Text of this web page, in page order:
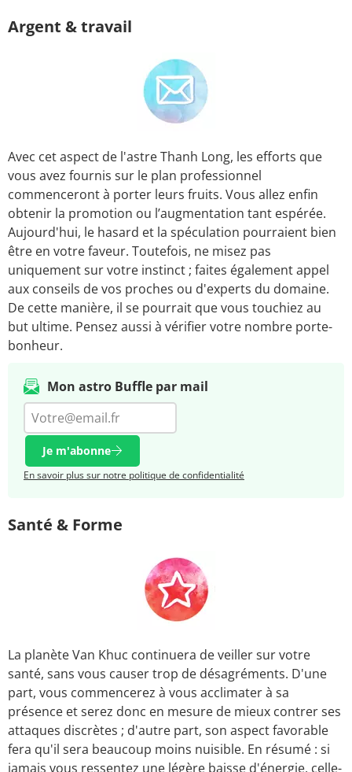
Argent & travail
Avec cet aspect de l'astre Thanh Long, les efforts que
vous avez fournis sur le plan professionnel
commenceront à porter leurs fruits. Vous allez enfin
obtenir la promotion ou l’augmentation tant espérée.
Aujourd'hui, le hasard et la spéculation pourraient bien
être en votre faveur. Toutefois, ne misez pas
uniquement sur votre instinct ; faites également appel
aux conseils de vos proches ou d'experts du domaine.
De cette manière, il se pourrait que vous touchiez au
but ultime. Pensez aussi à vérifier votre nombre porte-
bonheur.
Mon astro Buffle par mail
Je m'abonne
En savoir plus sur notre politique de confidentialité
Santé & Forme
La planète Van Khuc continuera de veiller sur votre
santé, sans vous causer trop de désagréments. D'une
part, vous commencerez à vous acclimater à sa
présence et serez donc en mesure de mieux contrer ses
attaques discrètes ; d'autre part, son aspect favorable
fera qu'il sera beaucoup moins nuisible. En résumé : si
jamais vous ressentez une légère baisse d'énergie, celle-